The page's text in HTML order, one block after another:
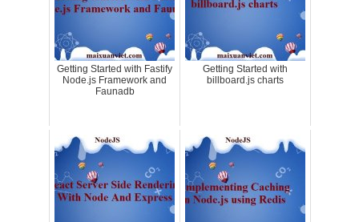
Getting Started with Fastify
Node.js Framework and
Faunadb
Getting Started with
billboard.js charts